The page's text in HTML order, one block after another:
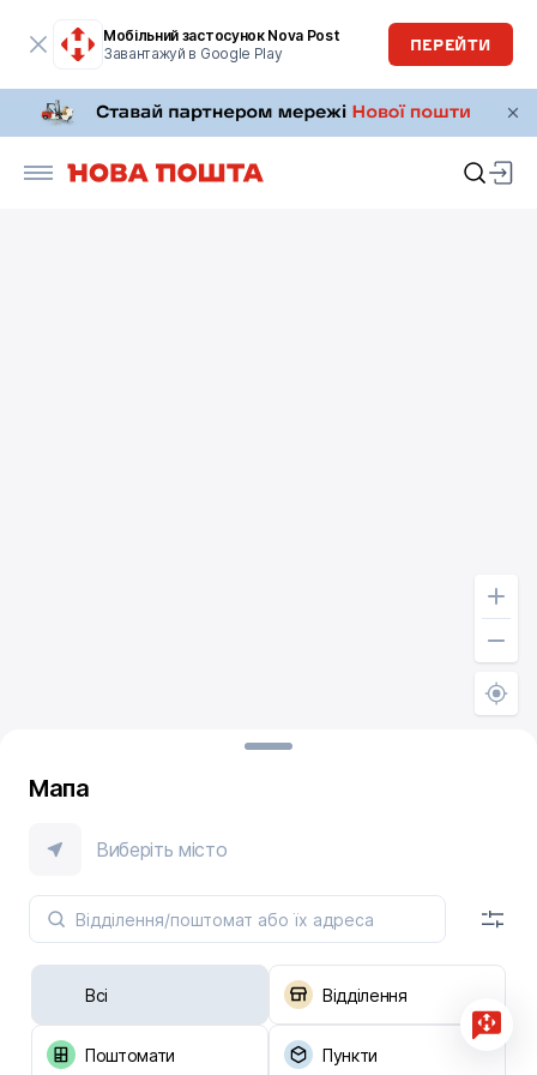
Мобільний застосунок Nova Post
Завантажуй в Google Play
ПЕРЕЙТИ
Мапа
Виберіть місто
Всі Відділення
Поштомати Пункти